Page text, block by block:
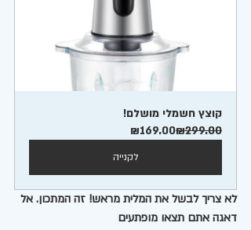
קוצץ חשמלי מושלם!
₪299.00
₪169.00
לקנייה
לא צריך לבשל את המלית מראש! זה המתכון. אל
דאגה אתם תצאו מופתעים